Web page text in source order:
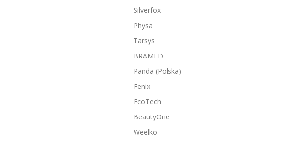
Silverfox
Physa
Tarsys
BRAMED
Panda (Polska)
Fenix
EcoTech
BeautyOne
Weelko